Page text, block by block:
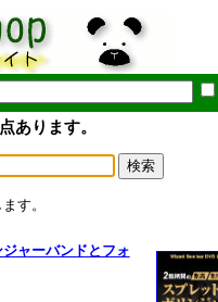
あります。
す。
ャーバンドとフォ